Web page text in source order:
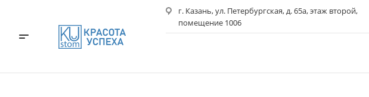
г. Казань, ул. Петербургская, д. 65а, этаж второй,
помещение 1006